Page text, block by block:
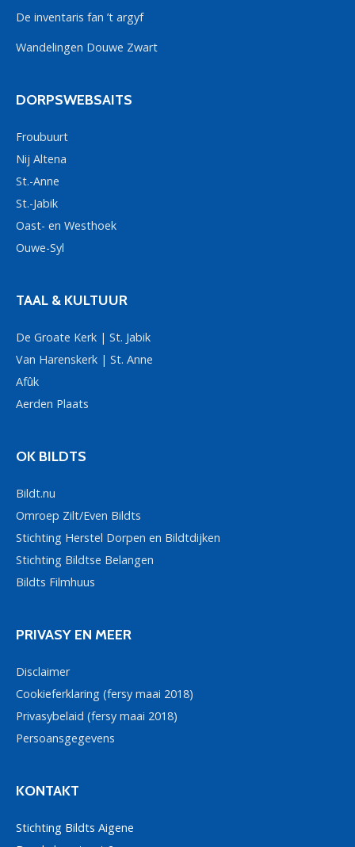
De inventaris fan ’t argyf
Wandelingen Douwe Zwart
DORPSWEBSAITS
Froubuurt
Nij Altena
St.-Anne
St.-Jabik
Oast- en Westhoek
Ouwe-Syl
TAAL & KULTUUR
De Groate Kerk | St. Jabik
Van Harenskerk | St. Anne
Afûk
Aerden Plaats
OK BILDTS
Bildt.nu
Omroep Zilt/Even Bildts
Stichting Herstel Dorpen en Bildtdijken
Stichting Bildtse Belangen
Bildts Filmhuus
PRIVASY EN MEER
Disclaimer
Cookieferklaring (fersy maai 2018)
Privasybelaid (fersy maai 2018)
Persoansgegevens
KONTAKT
Stichting Bildts Aigene